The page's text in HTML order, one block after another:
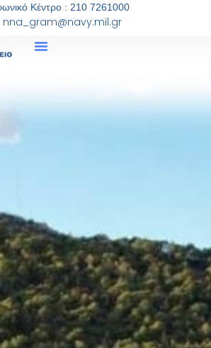
Κέντρο : 210 7261000
nna_gram@navy.mil.gr